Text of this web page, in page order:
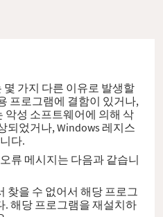
가지 다른 이유로 발생할
프로그램에 결함이 있거나,
악성 소프트웨어에 의해 삭
되었거나, Windows 레지스
다.
류 메시지는 다음과 같습니
찾을 수 없어서 해당 프로그
. 해당 프로그램을 재설치하